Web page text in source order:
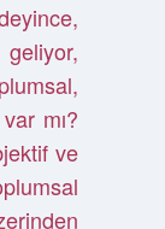
mı?
ve